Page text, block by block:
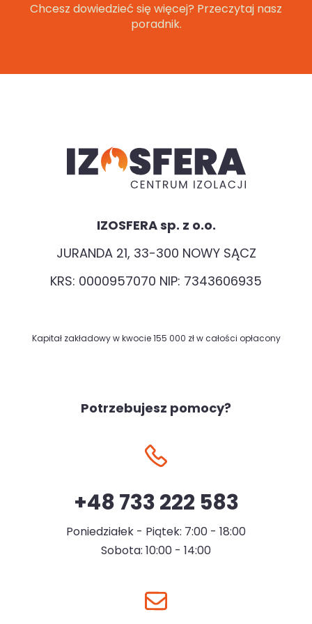
Chcesz dowiedzieć się więcej? Przeczytaj nasz
poradnik.
IZOSFERA sp. z o.o.
JURANDA 21, 33-300 NOWY SĄCZ
KRS: 0000957070 NIP: 7343606935
Kapitał zakładowy w kwocie 155 000 zł w całości opłacony
Potrzebujesz pomocy?
+48 733 222 583
Poniedziałek - Piątek: 7:00 - 18:00
Sobota: 10:00 - 14:00